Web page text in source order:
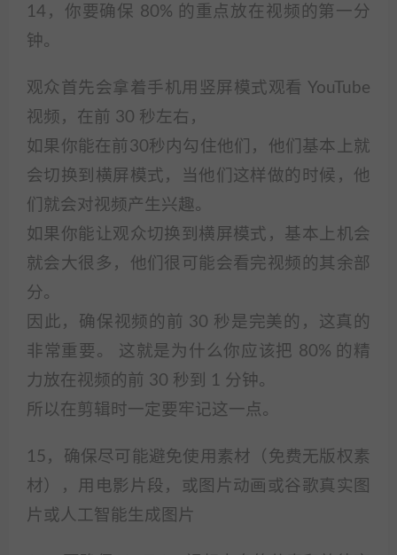
14，你要确保 80% 的重点放在视频的第一分
钟。
观众首先会拿着手机用竖屏模式观看 YouTube
视频，在前 30 秒左右，
如果你能在前30秒内勾住他们，他们基本上就
会切换到横屏模式，当他们这样做的时候，他
们就会对视频产生兴趣。
如果你能让观众切换到横屏模式，基本上机会
就会大很多，他们很可能会看完视频的其余部
分。
因此，确保视频的前 30 秒是完美的，这真的
非常重要。 这就是为什么你应该把 80% 的精
力放在视频的前 30 秒到 1 分钟。
所以在剪辑时一定要牢记这一点。
15，确保尽可能避免使用素材（免费无版权素
材），用电影片段，或图片动画或谷歌真实图
片或人工智能生成图片